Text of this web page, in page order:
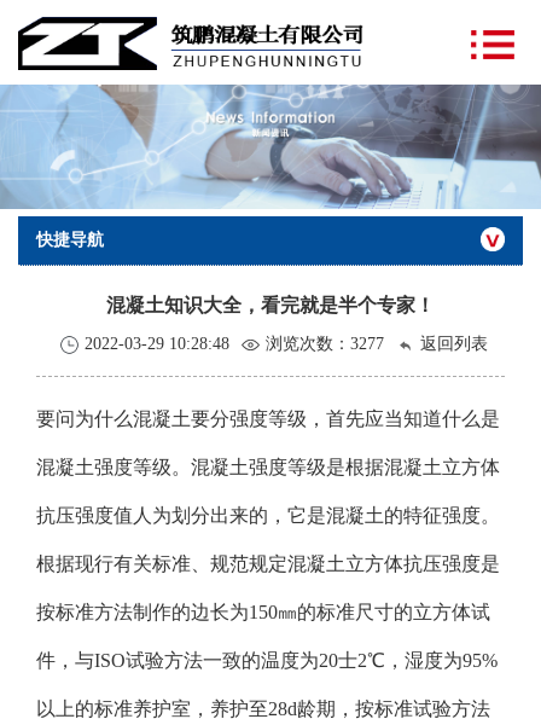
快捷导航
混凝土知识大全，看完就是半个专家！
2022-03-29 10:28:48 浏览次数： 3277 返回列表
要问为什么混凝土要分强度等级，首先应当知道什么是
混凝土强度等级。混凝土强度等级是根据混凝土立方体
抗压强度值人为划分出来的，它是混凝土的特征强度。
根据现行有关标准、规范规定混凝土立方体抗压强度是
按标准方法制作的边长为150㎜的标准尺寸的立方体试
件，与ISO试验方法一致的温度为20士2℃，湿度为95%
以上的标准养护室，养护至28d龄期，按标准试验方法